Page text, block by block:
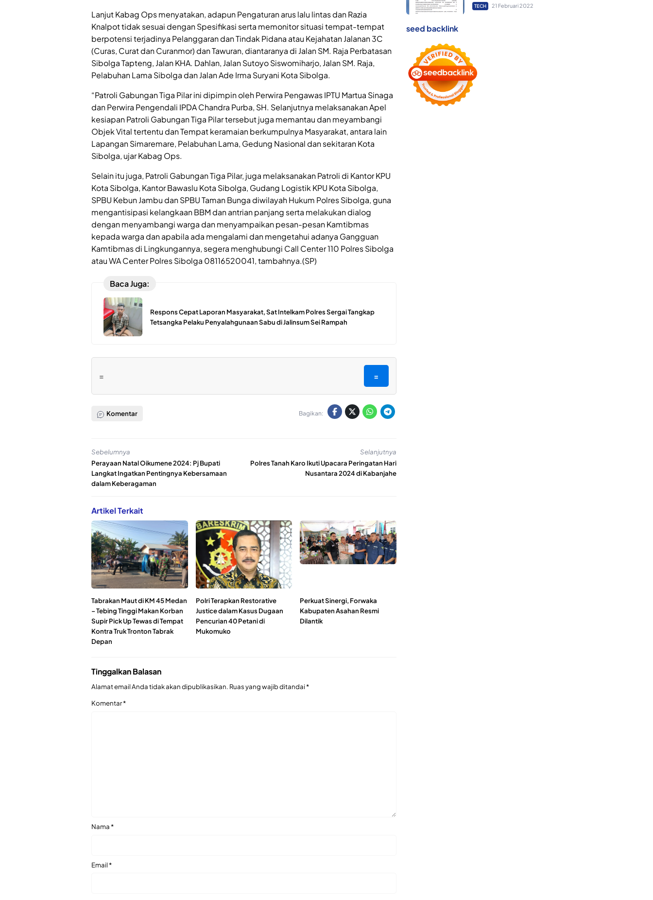
Lanjut Kabag Ops menyatakan, adapun Pengaturan arus lalu lintas dan Razia
Knalpot tidak sesuai dengan Spesifikasi serta memonitor situasi tempat-tempat
berpotensi terjadinya Pelanggaran dan Tindak Pidana atau Kejahatan Jalanan 3C
(Curas, Curat dan Curanmor) dan Tawuran, diantaranya di Jalan SM. Raja Perbatasan
Sibolga Tapteng, Jalan KHA. Dahlan, Jalan Sutoyo Siswomiharjo, Jalan SM. Raja,
Pelabuhan Lama Sibolga dan Jalan Ade Irma Suryani Kota Sibolga.
“Patroli Gabungan Tiga Pilar ini dipimpin oleh Perwira Pengawas IPTU Martua Sinaga
dan Perwira Pengendali IPDA Chandra Purba, SH. Selanjutnya melaksanakan Apel
kesiapan Patroli Gabungan Tiga Pilar tersebut juga memantau dan meyambangi
Objek Vital tertentu dan Tempat keramaian berkumpulnya Masyarakat, antara lain
Lapangan Simaremare, Pelabuhan Lama, Gedung Nasional dan sekitaran Kota
Sibolga, ujar Kabag Ops.
Selain itu juga, Patroli Gabungan Tiga Pilar, juga melaksanakan Patroli di Kantor KPU
Kota Sibolga, Kantor Bawaslu Kota Sibolga, Gudang Logistik KPU Kota Sibolga,
SPBU Kebun Jambu dan SPBU Taman Bunga diwilayah Hukum Polres Sibolga, guna
mengantisipasi kelangkaan BBM dan antrian panjang serta melakukan dialog
dengan menyambangi warga dan menyampaikan pesan-pesan Kamtibmas
kepada warga dan apabila ada mengalami dan mengetahui adanya Gangguan
Kamtibmas di Lingkungannya, segera menghubungi Call Center 110 Polres Sibolga
atau WA Center Polres Sibolga 08116520041, tambahnya.(SP)
Baca Juga:
Respons Cepat Laporan Masyarakat, Sat Intelkam Polres Sergai Tangkap
Tetsangka Pelaku Penyalahgunaan Sabu di Jalinsum Sei Rampah
= =
Komentar Bagikan:
Sebelumnya
Perayaan Natal Oikumene 2024: Pj Bupati
Langkat Ingatkan Pentingnya Kebersamaan
dalam Keberagaman
Selanjutnya
Polres Tanah Karo Ikuti Upacara Peringatan Hari
Nusantara 2024 di Kabanjahe
Artikel Terkait
Tabrakan Maut di KM 45 Medan
– Tebing Tinggi Makan Korban
Supir Pick Up Tewas di Tempat
Kontra Truk Tronton Tabrak
Depan
Polri Terapkan Restorative
Justice dalam Kasus Dugaan
Pencurian 40 Petani di
Mukomuko
Perkuat Sinergi, Forwaka
Kabupaten Asahan Resmi
Dilantik
Tinggalkan Balasan
Alamat email Anda tidak akan dipublikasikan. Ruas yang wajib ditandai*
Komentar*
Nama*
Email*
TECH 21 Februari 2022
seed backlink